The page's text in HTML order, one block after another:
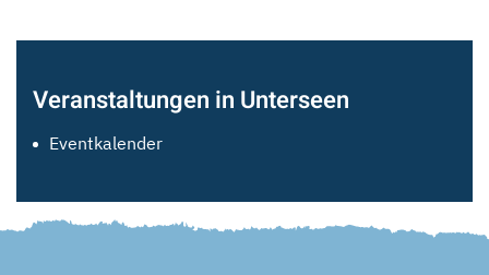
Veranstaltungen in Unterseen
Eventkalender